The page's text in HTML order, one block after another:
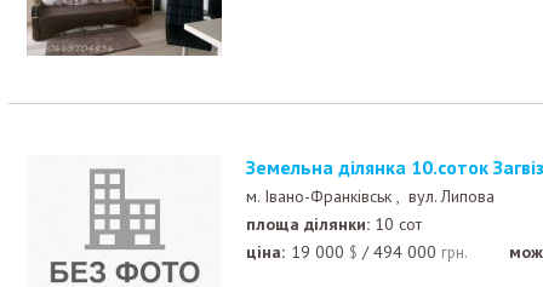
Земельна ділянка 10.соток
м. Івано-Франківськ , вул. Липова
площа ділянки: 10 сот
ціна: 19 000 $ /494 000 грн.